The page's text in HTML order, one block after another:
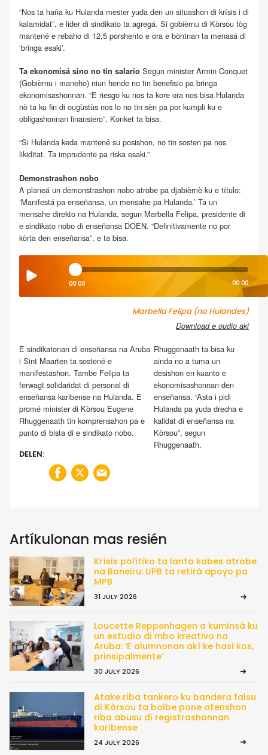
“Nos ta haña ku Hulanda mester yuda den un situashon di krísis i di
kalamidat”, e lider di sindikato ta agregá. Si gobièrnu di Kòrsou tòg
mantené e rebaho di 12,5 porshento e ora e bòntnan ta menasá di
‘bringa esaki’.
Ta ekonomisá sino no tin salario Segun minister Armin Conquet
(Gobièrnu i maneho) niun hende no tin benefisio pa bringa
ekonomisashonnan. “E riesgo ku nos ta kore ora nos bisa Hulanda
nò ta ku fin di ougùstùs nos lo no tin sèn pa por kumpli ku e
obligashonnan finansiero”, Konket ta bisa.
“Si Hulanda keda mantené su posishon, no tin sosten pa nos
likiditat. Ta imprudente pa riska esaki.”
Demonstrashon nobo
A planeá un demonstrashon nobo atrobe pa djabièrnè ku e título:
‘Manifestá pa enseñansa, un mensahe pa Hulanda.’ Ta un
mensahe direkto na Hulanda, segun Marbella Felipa, presidente di
e sindikato nobo di enseñansa DOEN. “Definitivamente no por
kòrta den enseñansa”, e ta bisa.
00:00 00:00
Marbella Felipa (na Hulandes)
Download e oudio aki
E sindikatonan di enseñansa na Aruba
i Sint Maarten ta sostené e
manifestashon. Tambe Felipa ta
ferwagt solidaridat di personal di
enseñansa karibense na Hulanda. E
promé minister di Kòrsou Eugene
Rhuggenaath tin komprensahon pa e
punto di bista di e sindikato nobo.
Rhuggenaath ta bisa ku
ainda no a tuma un
desishon en kuanto e
ekonomisashonnan den
enseñansa. “Asta i pidi
Hulanda pa yuda drecha e
kalidat di enseñansa na
Kòrsou”, segun
Rhuggenaath.
DELEN:
Artíkulonan mas resién
Krísis polítiko ta lanta kabes atrobe
na Boneiru: UPB ta retirá apoyo pa
MPB
31 JULY 2026
Loucette Reppenhagen a kuminsá ku
un estudio di mbo kreativo na
Aruba: ‘E alumnonan akí ke hasi kos,
prinsipalmente’
30 JULY 2026
Atake riba tankero ku bandera falsu
di Kòrsou ta bolbe pone atenshon
riba abusu di registrashonnan
karibense
24 JULY 2026